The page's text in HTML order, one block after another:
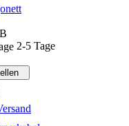
2-5 Tage